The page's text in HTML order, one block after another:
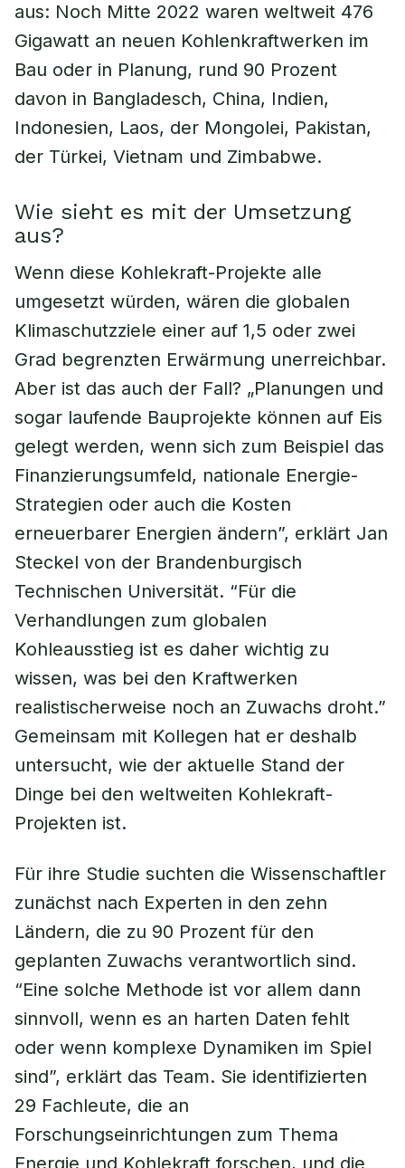
aus: Noch Mitte 2022 waren weltweit 476
Gigawatt an neuen Kohlenkraftwerken im
Bau oder in Planung, rund 90 Prozent
davon in Bangladesch, China, Indien,
Indonesien, Laos, der Mongolei, Pakistan,
der Türkei, Vietnam und Zimbabwe.
Wie sieht es mit der Umsetzung
aus?
Wenn diese Kohlekraft-Projekte alle
umgesetzt würden, wären die globalen
Klimaschutzziele einer auf 1,5 oder zwei
Grad begrenzten Erwärmung unerreichbar.
Aber ist das auch der Fall? „Planungen und
sogar laufende Bauprojekte können auf Eis
gelegt werden, wenn sich zum Beispiel das
Finanzierungsumfeld, nationale Energie-
Strategien oder auch die Kosten
erneuerbarer Energien ändern”, erklärt Jan
Steckel von der Brandenburgisch
Technischen Universität. “Für die
Verhandlungen zum globalen
Kohleausstieg ist es daher wichtig zu
wissen, was bei den Kraftwerken
realistischerweise noch an Zuwachs droht.”
Gemeinsam mit Kollegen hat er deshalb
untersucht, wie der aktuelle Stand der
Dinge bei den weltweiten Kohlekraft-
Projekten ist.
Für ihre Studie suchten die Wissenschaftler
zunächst nach Experten in den zehn
Ländern, die zu 90 Prozent für den
geplanten Zuwachs verantwortlich sind.
“Eine solche Methode ist vor allem dann
sinnvoll, wenn es an harten Daten fehlt
oder wenn komplexe Dynamiken im Spiel
sind”, erklärt das Team. Sie identifizierten
29 Fachleute, die an
Forschungseinrichtungen zum Thema
Energie und Kohlekraft forschen, und die